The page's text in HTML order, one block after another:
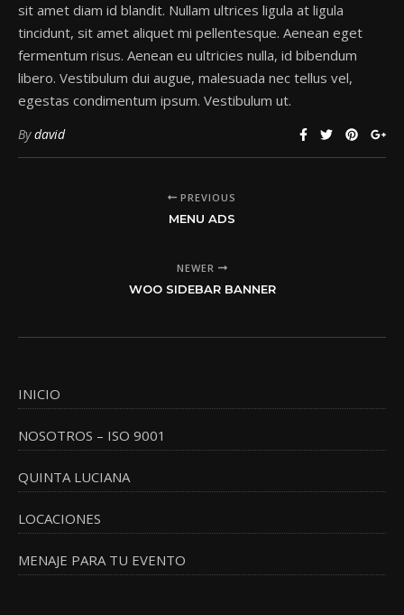
sit amet diam id blandit. Nullam ultrices ligula at ligula
tincidunt, sit amet aliquet mi pellentesque. Aenean eget
fermentum risus. Aenean eu ultricies nulla, id bibendum
libero. Vestibulum dui augue, malesuada nec tellus vel,
egestas condimentum ipsum. Vestibulum ut.
Bydavid
PREVIOUS
MENU ADS
NEWER
WOO SIDEBAR BANNER
INICIO
NOSOTROS – ISO 9001
QUINTA LUCIANA
LOCACIONES
MENAJE PARA TU EVENTO